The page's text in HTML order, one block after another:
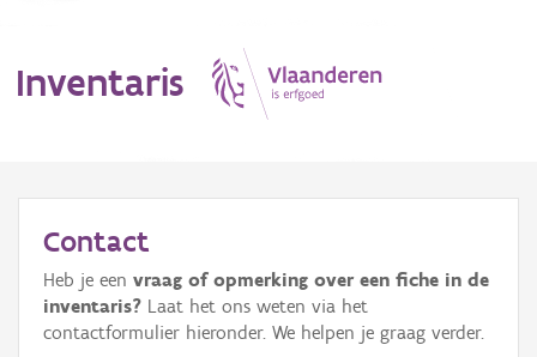
Inventaris
Erfgoedobject
Aanduidingsobject
Contact
Heb je een vraag of opmerking over een fiche in de
inventaris? Laat het ons weten via het
contactformulier hieronder. We helpen je graag verder.